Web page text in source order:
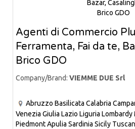
Agenti di Commercio
Ferramenta, Fai da te,
Brico GDO
Company/Brand: VIEMME DUE Srl
Abruzzo Basilicata Calabria
Venezia Giulia Lazio Liguria Lombardy
PiedmontApulia Sardinia Sicily